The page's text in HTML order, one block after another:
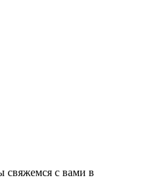
свяжемся с вами в